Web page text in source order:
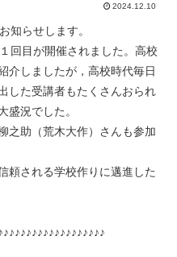
2024.12.10
知らせします。
回目が開催されました。高校
介しましたが，高校時代毎日
した受講者もたくさんおられ
盛況でした。
之助（荒木大作）さんも参加
頼される学校作りに邁進した